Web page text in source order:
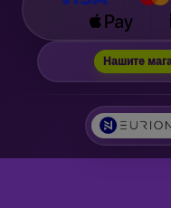
Нашите